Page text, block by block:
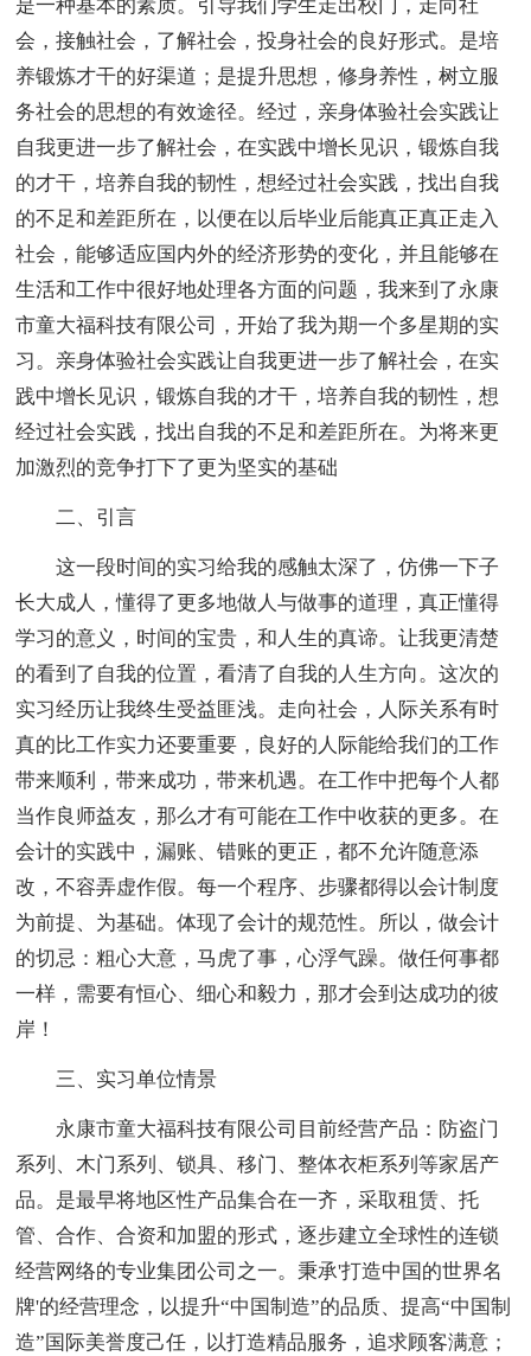
是一种基本的素质。引导我们学生走出校门，走向社
会，接触社会，了解社会，投身社会的良好形式。是培
养锻炼才干的好渠道；是提升思想，修身养性，树立服
务社会的思想的有效途径。经过，亲身体验社会实践让
自我更进一步了解社会，在实践中增长见识，锻炼自我
的才干，培养自我的韧性，想经过社会实践，找出自我
的不足和差距所在，以便在以后毕业后能真正真正走入
社会，能够适应国内外的经济形势的变化，并且能够在
生活和工作中很好地处理各方面的问题，我来到了永康
市童大福科技有限公司，开始了我为期一个多星期的实
习。亲身体验社会实践让自我更进一步了解社会，在实
践中增长见识，锻炼自我的才干，培养自我的韧性，想
经过社会实践，找出自我的不足和差距所在。为将来更
加激烈的竞争打下了更为坚实的基础
二、引言
这一段时间的实习给我的感触太深了，仿佛一下子
长大成人，懂得了更多地做人与做事的道理，真正懂得
学习的意义，时间的宝贵，和人生的真谛。让我更清楚
的看到了自我的位置，看清了自我的人生方向。这次的
实习经历让我终生受益匪浅。走向社会，人际关系有时
真的比工作实力还要重要，良好的人际能给我们的工作
带来顺利，带来成功，带来机遇。在工作中把每个人都
当作良师益友，那么才有可能在工作中收获的更多。在
会计的实践中，漏账、错账的更正，都不允许随意添
改，不容弄虚作假。每一个程序、步骤都得以会计制度
为前提、为基础。体现了会计的规范性。所以，做会计
的切忌：粗心大意，马虎了事，心浮气躁。做任何事都
一样，需要有恒心、细心和毅力，那才会到达成功的彼
岸！
三、实习单位情景
永康市童大福科技有限公司目前经营产品：防盗门
系列、木门系列、锁具、移门、整体衣柜系列等家居产
品。是最早将地区性产品集合在一齐，采取租赁、托
管、合作、合资和加盟的形式，逐步建立全球性的连锁
经营网络的专业集团公司之一。秉承'打造中国的世界名
牌'的经营理念，以提升“中国制造”的品质、提高“中国制
造”国际美誉度己任，以打造精品服务，追求顾客满意；